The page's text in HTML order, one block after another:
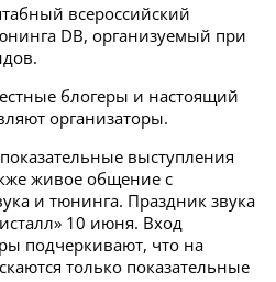
всероссийский
DB, организуемый при
блогеры и настоящий
организаторы.
выступления
живое общение с
и тюнинга. Праздник звука
10 июня. Вход
подчеркивают, что на
только показательные